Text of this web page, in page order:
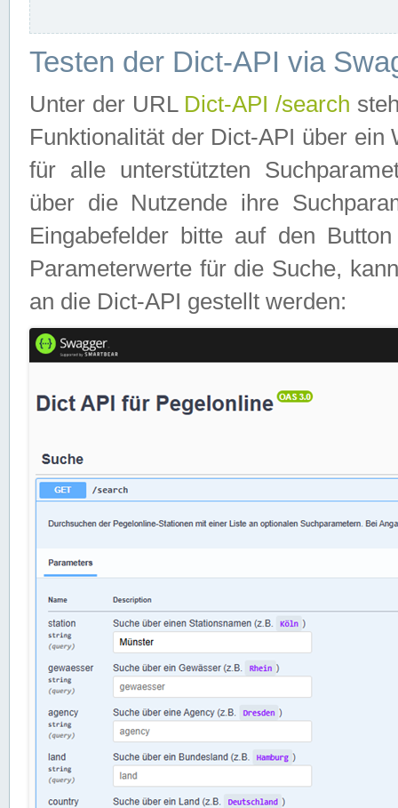
Testen der Dict-API via
Unter der URL Dict-API /search
Funktionalität der Dict-API über
für alle unterstützten
über die Nutzende ihre
Eingabefelder bitte auf den
Parameterwerte für die Suche,
an die Dict-API gestellt werden: